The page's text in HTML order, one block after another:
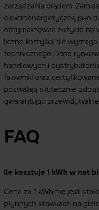
zarządzania prądem.
elektroenergetyczną jako
optymalizować zużycie na
liczne korzyści, ale
technicznego. Dane
handlowych i
falowniki oraz
pozwalają skutecznie
gwarantując
FAQ
Ile kosztuje 1 kWh w net
Cena za 1 kWh nie jest
płynnych stawkach na